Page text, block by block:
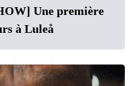
Une première
à Luleå